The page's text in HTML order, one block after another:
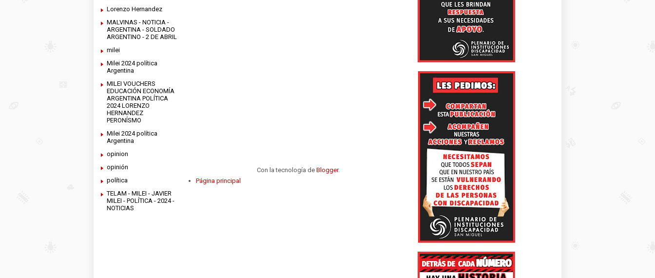
Lorenzo Hernandez
MALVINAS - NOTICIA -
ARGENTINA - SOLDADO
ARGENTINO - 2 DE ABRIL
milei
Milei 2024 política
Argentina
MILEI VOUCHERS
EDUCACIÓN ECONOMÍA
ARGENTINA POLÍTICA
2024 LORENZO
HERNANDEZ
PERONÍSMO
Milei 2024 política
Argentina
opinion
opinión
política
TELAM - MILEI - JAVIER
MILEI - POLÍTICA - 2024 -
NOTICIAS
Con la tecnología de Blogger.
Página principal